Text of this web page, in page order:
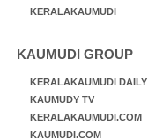
KERALAKAUMUDI
KAUMUDI GROUP
KERALAKAUMUDI DAILY
KAUMUDY TV
KERALAKAUMUDI.COM
KAUMUDI.COM